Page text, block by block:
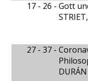
17 - 26 - Gott
27 - 37 -